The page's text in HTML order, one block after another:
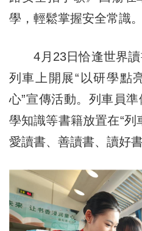
學，輕鬆掌握安全常識。
4月23日恰逢世界讀
列車上開展“以研學點
心”宣傳活動。列車員
學知識等書籍放置在“列
愛讀書、善讀書、讀好書